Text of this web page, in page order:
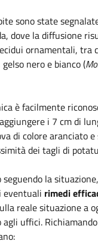
sono state
dove la diffusione
ornamentali, tra
gelso nero e bianco (
è facilmente
i 7 cm di
di colore aranciato
dei tagli di
seguendo la
eventuali rimedi
reale situazione a
uffici.